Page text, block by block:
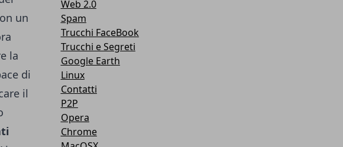
un
la
di
il
Web 2.0
Spam
Trucchi FaceBook
Trucchi e Segreti
Google Earth
Linux
Contatti
P2P
Opera
Chrome